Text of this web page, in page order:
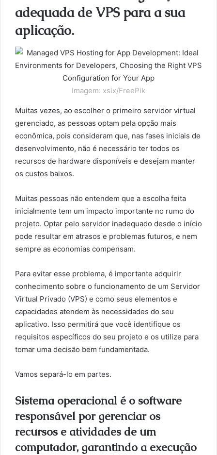
adequada de VPS para a sua
aplicação.
Imagem: xsix/FreePik
Muitas vezes, ao escolher o primeiro servidor virtual
gerenciado, as pessoas optam pela opção mais
econômica, pois consideram que, nas fases iniciais de
desenvolvimento, não é necessário ter todos os
recursos de hardware disponíveis e desejam manter
os custos baixos.
Muitas pessoas não entendem que a escolha feita
inicialmente tem um impacto importante no rumo do
projeto. Optar pelo servidor inadequado desde o início
pode resultar em atrasos e problemas futuros, e nem
sempre as economias compensam.
Para evitar esse problema, é importante adquirir
conhecimento sobre o funcionamento de um Servidor
Virtual Privado (VPS) e como seus elementos e
capacidades atendem às necessidades do seu
aplicativo. Isso permitirá que você identifique os
requisitos específicos do seu projeto e os utilize para
tomar uma decisão bem fundamentada.
Vamos separá-lo em partes.
Sistema operacional é o software
responsável por gerenciar os
recursos e atividades de um
computador, garantindo a execução